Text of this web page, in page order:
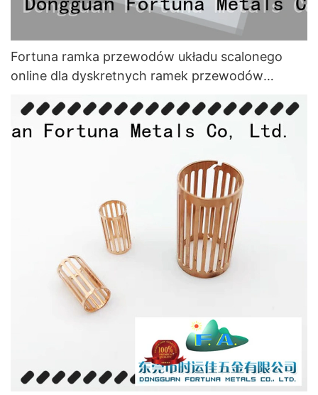
Fortuna ramka przewodów układu scalonego
online dla dyskretnych ramek przewodów